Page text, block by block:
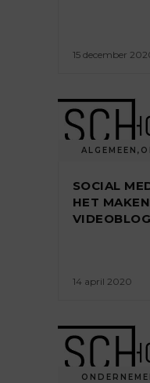
15 december
ALGEMEEN ,
SOCIAL
HET
14 april 2020